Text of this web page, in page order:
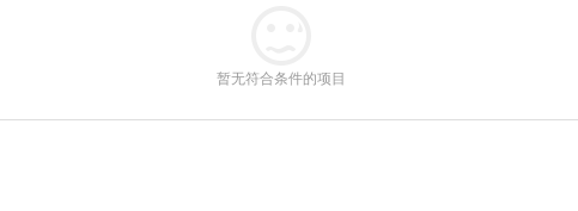
暂无符合条件的项目